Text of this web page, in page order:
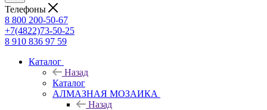
Телефоны
8 800 200-50-67
+7(4822)73-50-25
8 910 836 97 59
Каталог
Назад
Каталог
АЛМАЗНАЯ МОЗАИКА
Назад